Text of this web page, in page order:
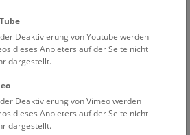
im Museum
Deaktivierung von Youtube werden
dieses Anbieters auf der Seite nicht
dargestellt.
Deaktivierung von Vimeo werden
dieses Anbieters auf der Seite nicht
dargestellt.